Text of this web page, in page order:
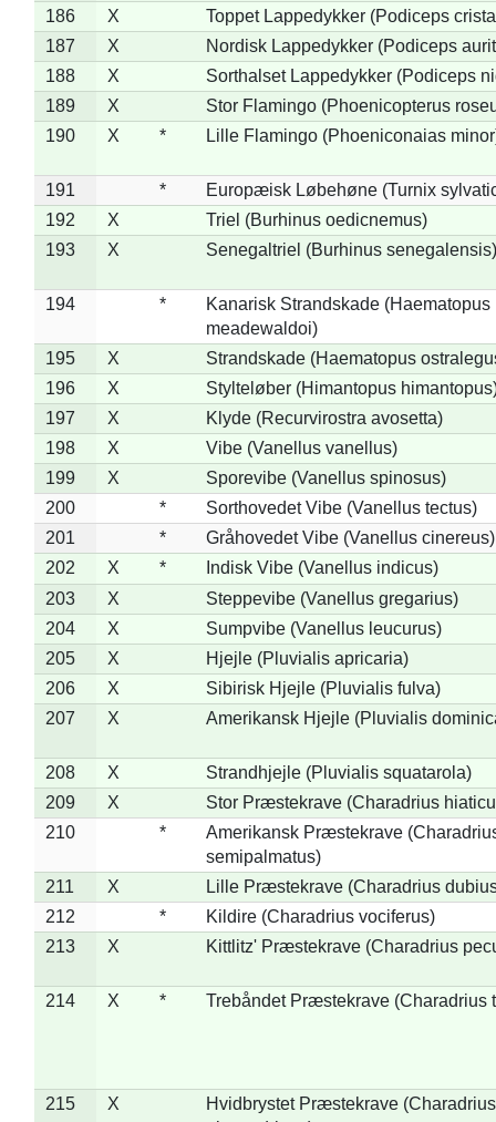
186
X
Toppet Lappedykker (Podiceps
187
X
Nordisk Lappedykker (Podiceps
188
X
Sorthalset Lappedykker (Podiceps
189
X
Stor Flamingo (Phoenicopterus
190
X * Lille Flamingo (Phoeniconaias
191 *
Europæisk Løbehøne (Turnix
192
X
Triel (Burhinus oedicnemus)
193
X Senegaltriel (Burhinus senegalensis)
194 *
Kanarisk Strandskade (Haematopus
meadewaldoi)
195
X
Strandskade (Haematopus
196
X
Stylteløber (Himantopus
197
X
Klyde (Recurvirostra avosetta)
198
X
Vibe (Vanellus vanellus)
199
X
Sporevibe (Vanellus spinosus)
200
*
Sorthovedet Vibe (Vanellus tectus)
201
*
Gråhovedet Vibe (Vanellus cinereus)
202
X *
Indisk Vibe (Vanellus indicus)
203
X
Steppevibe (Vanellus gregarius)
204
X
Sumpvibe (Vanellus leucurus)
205
X
Hjejle (Pluvialis apricaria)
206
X
Sibirisk Hjejle (Pluvialis fulva)
207
X Amerikansk Hjejle (Pluvialis
208 X
Strandhjejle (Pluvialis squatarola)
209
X
Stor Præstekrave (Charadrius
210
*
Amerikansk Præstekrave
semipalmatus)
211
X
Lille Præstekrave (Charadrius
212
*
Kildire (Charadrius vociferus)
213
X Kittlitz' Præstekrave (Charadrius
214 X * Trebåndet Præstekrave (Charadrius
215 X
Hvidbrystet Præstekrave (Charadrius